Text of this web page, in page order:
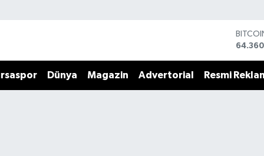
DOLAR
EURO
Dünya Magazin Advertorial Resmi